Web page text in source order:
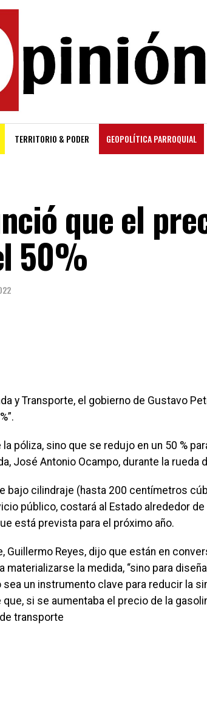
TERRITORIO & PODER GEOPOLÍTICA PARROQUIAL
que el
50%
y Transporte, el gobierno de Gustavo
póliza, sino que se redujo en un 50 %
José Antonio Ocampo, durante la rueda
bajo cilindraje (hasta 200 centímetros
público, costará al Estado alrededor
está prevista para el próximo año.
Guillermo Reyes, dijo que están en
materializarse la medida, “sino para
un instrumento clave para reducir la
si se aumentaba el precio de la
transporte